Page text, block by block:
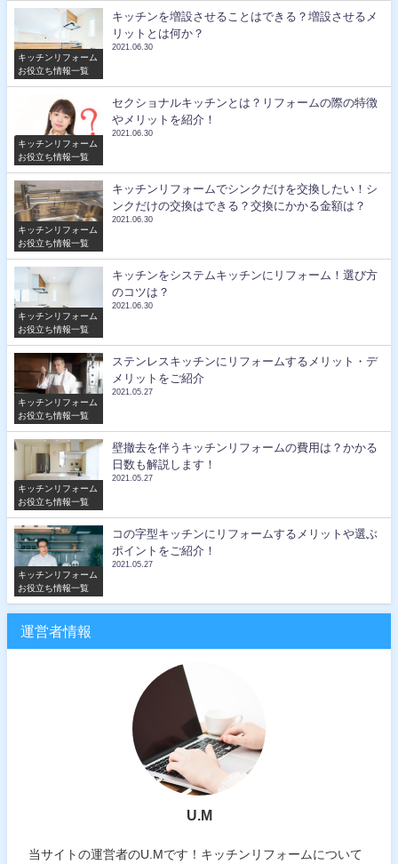
キッチンリフォーム
お役立ち情報一覧
キッチンを増設させることはできる？増設させるメ
リットとは何か？
2021.06.30
キッチンリフォーム
お役立ち情報一覧
セクショナルキッチンとは？リフォームの際の特徴
やメリットを紹介！
2021.06.30
キッチンリフォーム
お役立ち情報一覧
キッチンリフォームでシンクだけを交換したい！シ
ンクだけの交換はできる？交換にかかる金額は？
2021.06.30
キッチンリフォーム
お役立ち情報一覧
キッチンをシステムキッチンにリフォーム！選び方
のコツは？
2021.06.30
キッチンリフォーム
お役立ち情報一覧
ステンレスキッチンにリフォームするメリット・デ
メリットをご紹介
2021.05.27
キッチンリフォーム
お役立ち情報一覧
壁撤去を伴うキッチンリフォームの費用は？かかる
日数も解説します！
2021.05.27
キッチンリフォーム
お役立ち情報一覧
コの字型キッチンにリフォームするメリットや選ぶ
ポイントをご紹介！
2021.05.27
運営者情報
U.M
当サイトの運営者のU.Mです！キッチンリフォームについて